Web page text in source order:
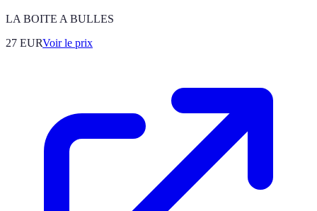
LA BOITE A BULLES
27 EURVoir le prix